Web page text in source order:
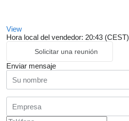
View
Hora local del vendedor: 20:43 (CEST)
Solicitar una reunión
Enviar mensaje